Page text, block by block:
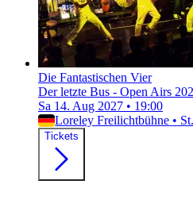
Die Fantastischen Vier
Der letzte Bus - Open Airs
Sa 14. Aug 2027 • 19:00
Loreley Freilichtbühne •
Tickets